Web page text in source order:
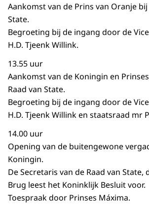
Aankomst van de Prins van Oranje bij
State.
Begroeting bij de ingang door de
H.D. Tjeenk Willink.
13.55 uur
Aankomst van de Koningin en
Raad van State.
Begroeting bij de ingang door de
H.D. Tjeenk Willink en staatsraad mr
14.00 uur
Opening van de buitengewone
Koningin.
De Secretaris van de Raad van State,
Brug leest het Koninklijk Besluit voor.
Toespraak door Prinses Máxima.